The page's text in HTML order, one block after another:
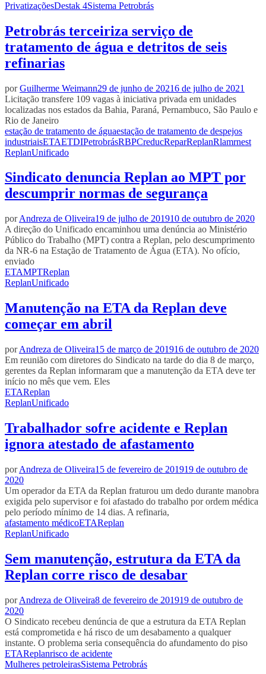
PrivatizaçõesDestak 4Sistema Petrobrás
Petrobrás terceiriza serviço de
tratamento de água e detritos de seis
refinarias
porGuilherme Weimann29 de junho de 20216 de julho de 2021
Licitação transfere 109 vagas à iniciativa privada em unidades
localizadas nos estados da Bahia, Paraná, Pernambuco, São Paulo e
Rio de Janeiro
estação de tratamento de águaestação de tratamento de despejos
industriaisETAETDIPetrobrásRBPCreducReparReplanRlamrnest
ReplanUnificado
Sindicato denuncia Replan ao MPT por
descumprir normas de segurança
porAndreza de Oliveira19 de julho de 201910 de outubro de 2020
A direção do Unificado encaminhou uma denúncia ao Ministério
Público do Trabalho (MPT) contra a Replan, pelo descumprimento
da NR-6 na Estação de Tratamento de Água (ETA). No ofício,
enviado
ETAMPTReplan
ReplanUnificado
Manutenção na ETA da Replan deve
começar em abril
porAndreza de Oliveira15 de março de 201916 de outubro de 2020
Em reunião com diretores do Sindicato na tarde do dia 8 de março,
gerentes da Replan informaram que a manutenção da ETA deve ter
início no mês que vem. Eles
ETAReplan
ReplanUnificado
Trabalhador sofre acidente e Replan
ignora atestado de afastamento
porAndreza de Oliveira15 de fevereiro de 201919 de outubro de
2020
Um operador da ETA da Replan fraturou um dedo durante manobra
exigida pelo supervisor e foi afastado do trabalho por ordem médica
pelo período mínimo de 14 dias. A refinaria,
afastamento médicoETAReplan
ReplanUnificado
Sem manutenção, estrutura da ETA da
Replan corre risco de desabar
porAndreza de Oliveira8 de fevereiro de 201919 de outubro de
2020
O Sindicato recebeu denúncia de que a estrutura da ETA Replan
está comprometida e há risco de um desabamento a qualquer
instante. O problema seria consequência do afundamento do piso
ETAReplanrisco de acidente
Mulheres petroleirasSistema Petrobrás